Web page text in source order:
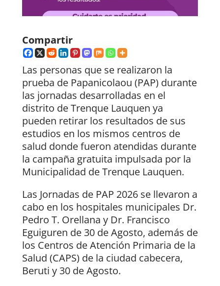
Compartir
Las personas que se realizaron la
prueba de Papanicolaou (PAP) durante
las jornadas desarrolladas en el
distrito de Trenque Lauquen ya
pueden retirar los resultados de sus
estudios en los mismos centros de
salud donde fueron atendidas durante
la campaña gratuita impulsada por la
Municipalidad de Trenque Lauquen.
Las Jornadas de PAP 2026 se llevaron a
cabo en los hospitales municipales Dr.
Pedro T. Orellana y Dr. Francisco
Eguiguren de 30 de Agosto, además de
los Centros de Atención Primaria de la
Salud (CAPS) de la ciudad cabecera,
Beruti y 30 de Agosto.